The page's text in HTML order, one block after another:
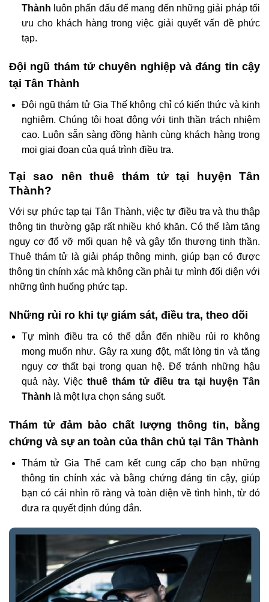
Thành luôn phấn đấu để mang đến những giải pháp tối
ưu cho khách hàng trong việc giải quyết vấn đề phức
tạp.
Đội ngũ thám tử chuyên nghiệp và đáng tin cậy
tại Tân Thành
Đội ngũ thám tử Gia Thế không chỉ có kiến thức và kinh
nghiệm. Chúng tôi hoạt động với tinh thần trách nhiệm
cao. Luôn sẵn sàng đồng hành cùng khách hàng trong
mọi giai đoạn của quá trình điều tra.
Tại sao nên thuê thám tử tại huyện Tân
Thành?
Với sự phức tạp tại Tân Thành, việc tự điều tra và thu thập
thông tin thường gặp rất nhiều khó khăn. Có thể làm tăng
nguy cơ đổ vỡ mối quan hệ và gây tổn thương tinh thần.
Thuê thám tử là giải pháp thông minh, giúp bạn có được
thông tin chính xác mà không cần phải tự mình đối diện với
những tình huống phức tạp.
Những rủi ro khi tự giám sát, điều tra, theo dõi
Tự mình điều tra có thể dẫn đến nhiều rủi ro không
mong muốn như. Gây ra xung đột, mất lòng tin và tăng
nguy cơ thất bại trong quan hệ. Để tránh những hậu
quả này. Việcthuê thám tử điều tra tại huyện Tân
Thành là một lựa chọn sáng suốt.
Thám tử đảm bảo chất lượng thông tin, bằng
chứng và sự an toàn của thân chủ tại Tân Thành
Thám tử Gia Thế cam kết cung cấp cho bạn những
thông tin chính xác và bằng chứng đáng tin cậy, giúp
bạn có cái nhìn rõ ràng và toàn diện về tình hình, từ đó
đưa ra quyết định đúng đắn.